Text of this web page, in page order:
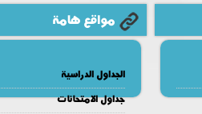
مواقع هامة
الجداول الدراسية
جداول الامتحانات